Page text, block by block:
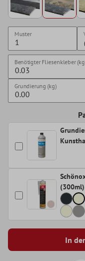
Muster
Benötigter Fliesenkleber
Grundierung (kg)
(300ml)
In